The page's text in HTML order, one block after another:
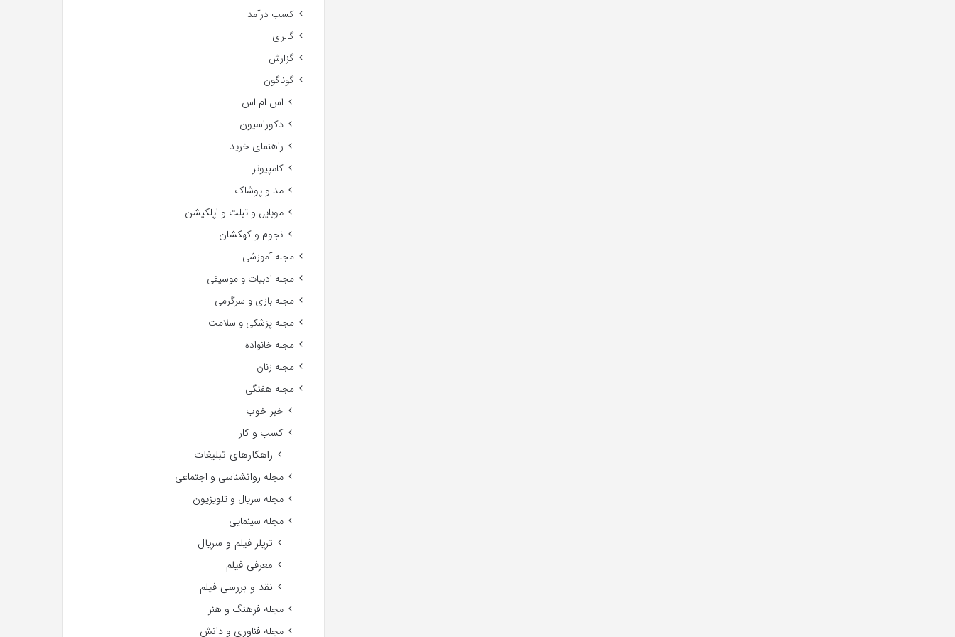
کسب درآمد
گالری
گزارش
گوناگون
اس ام اس
دکوراسیون
راهنمای خرید
کامپیوتر
مد و پوشاک
موبایل و تبلت و اپلکیشن
نجوم و کهکشان
مجله آموزشی
مجله ادبیات و موسیقی
مجله بازی و سرگرمی
مجله پزشکی و سلامت
مجله خانواده
مجله زنان
مجله هفتگی
خبر خوب
کسب و کار
راهکارهای تبلیغات
مجله روانشناسی و اجتماعی
مجله سریال و تلویزیون
مجله سینمایی
تریلر فیلم و سریال
معرفی فیلم
نقد و بررسی فیلم
مجله فرهنگ و هنر
مجله فناوری و دانش